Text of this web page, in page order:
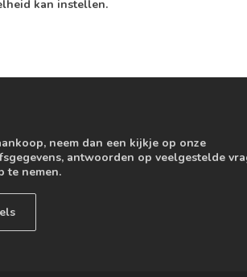
kan instellen.
neem dan een kijkje op onze
antwoorden op veelgestelde
te nemen.